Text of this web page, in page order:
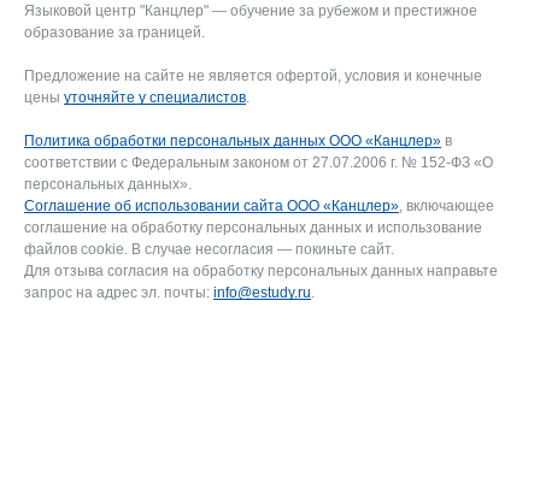
Языковой центр "Канцлер" — обучение за рубежом и престижное
образование за границей.
Предложение на сайте не является офертой, условия и конечные
цены уточняйте у специалистов.
Политика обработки персональных данных ООО «Канцлер» в
соответствии с Федеральным законом от 27.07.2006 г. № 152-ФЗ «О
персональных данных».
Соглашение об использовании сайта ООО «Канцлер», включающее
соглашение на обработку персональных данных и использование
файлов cookie. В случае несогласия — покиньте сайт.
Для отзыва согласия на обработку персональных данных направьте
запрос на адрес эл. почты: info@estudy.ru.